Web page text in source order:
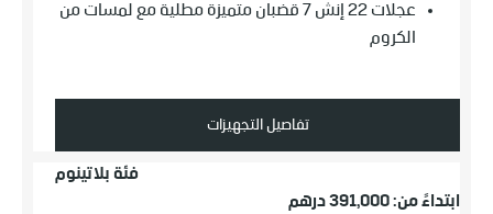
عجلات 22 إنش 7 قضبان متميزة مطلية مع لمسات من
الكروم
تفاصيل التجهيزات
فئة بلاتينوم
ابتداءً من: 391,000 درهم